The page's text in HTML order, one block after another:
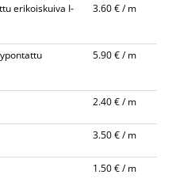
erikoiskuiva I-
3.60 € / m
5.90 € / m
2.40 € / m
3.50 € / m
1.50 € / m